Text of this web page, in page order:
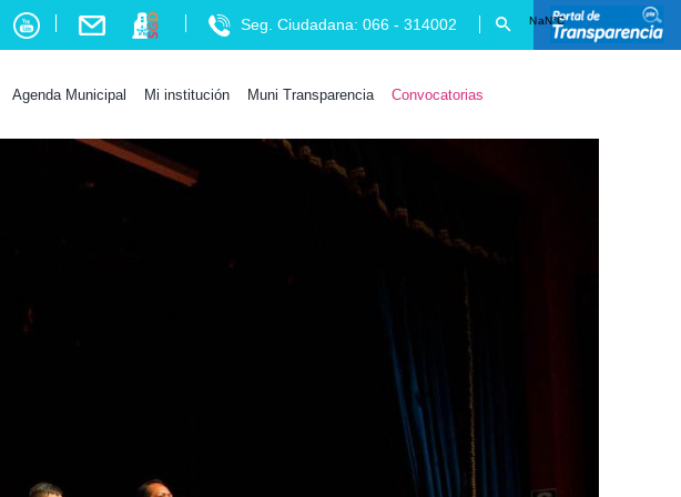
Seg. Ciudadana: 066 - 314002
Agenda Municipal Mi institución Muni Transparencia Convocatorias